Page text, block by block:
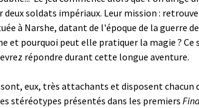
deux soldats impériaux. Leur mission :
à Narshe, datant de l'époque de la guerre
et pourquoi peut elle pratiquer la magie ? Ce
répondre durant cette longue aventure.
sont, eux, très attachants et disposent
stéréotypes présentés dans les premiers